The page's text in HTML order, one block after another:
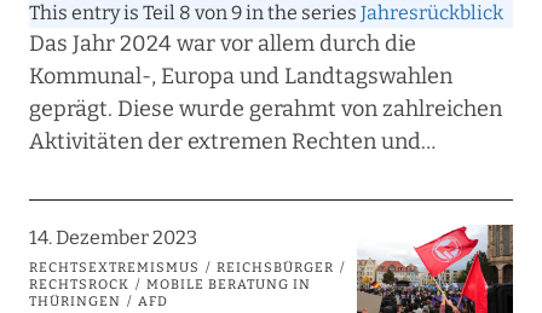
This entry is Teil 8 von 9 in the series Jahresrückblick
Das Jahr 2024 war vor allem durch die
Kommunal-, Europa und Landtagswahlen
geprägt. Diese wurde gerahmt von zahlreichen
Aktivitäten der extremen Rechten und…
14. Dezember 2023
RECHTSEXTREMISMUS
REICHSBÜRGER
RECHTSROCK
MOBILE BERATUNG IN
THÜRINGEN
AFD